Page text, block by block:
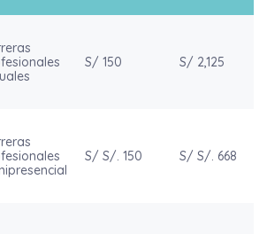
S/ 150 S/ 2,125
S/ S/. 150 S/ S/. 668